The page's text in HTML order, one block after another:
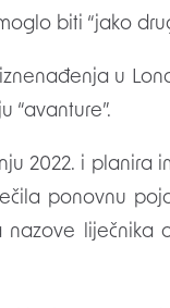
biti “jako
u
“avanture”.
2022. i planira
ponovnu
liječnika